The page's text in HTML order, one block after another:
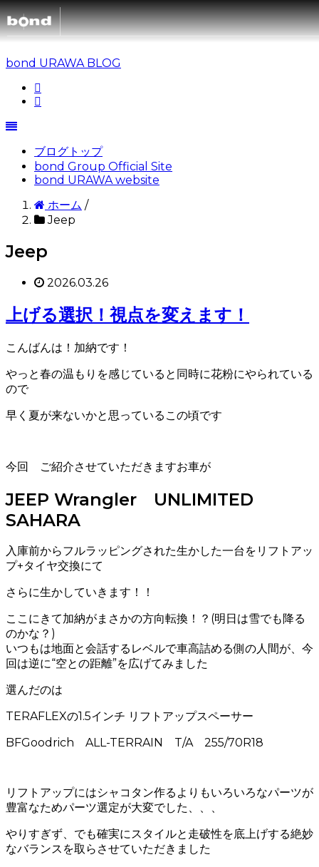
bond URAWA BLOG
ブログトップ
bond Group Official Site
bond URAWA website
ホーム /
Jeep
Jeep
2026.03.26
上げる選択！視点を変えます！
こんばんは！加納です！
やっと春の温もりを感じていると同時に花粉にやられている
ので
早く夏が来ないかと思っているこの頃です
今回 ご紹介させていただきますお車が
JEEP Wrangler UNLIMITED
SAHARA
入庫前からフルラッピングされた生かした一台をリフトアッ
プ+タイヤ交換にて
さらに生かしていきます！！
ここにきて加納がまさかの方向転換！？(明日は雪でも降る
のかな？)
いつもは地面と会話するレベルで車高詰める側の人間が、今
回は逆に“空との距離”を広げてみました
選んだのは
TERAFLEXの1.5インチ リフトアップスペーサー
BFGoodrich ALL-TERRAIN T/A 255/70R18
リフトアップにはシャコタン作るよりもいろいろなパーツが
豊富なためパーツ選定が大変でした、、、
やりすぎず、でも確実にスタイルと走破性を底上げする絶妙
なバランスを取らさせていただきました